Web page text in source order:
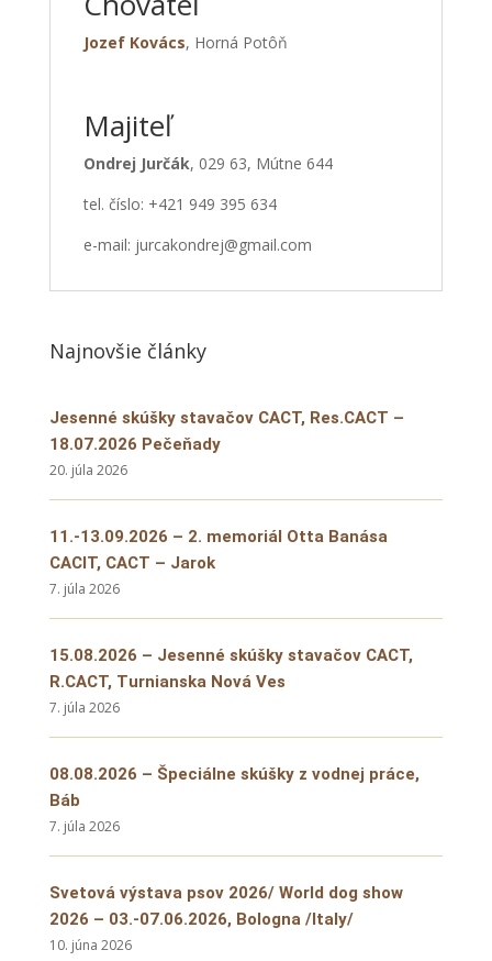
Jozef Kovács, Horná Potôň
Majiteľ
Ondrej Jurčák, 029 63, Mútne 644
tel. číslo: +421 949 395 634
e-mail: jurcakondrej@gmail.com
Najnovšie články
Jesenné skúšky stavačov CACT, Res.CACT –
18.07.2026 Pečeňady
20. júla 2026
11.-13.09.2026 – 2. memoriál Otta Banása
CACIT, CACT – Jarok
7. júla 2026
15.08.2026 – Jesenné skúšky stavačov CACT,
R.CACT, Turnianska Nová Ves
7. júla 2026
08.08.2026 – Špeciálne skúšky z vodnej práce,
Báb
7. júla 2026
Svetová výstava psov 2026/ World dog show
2026 – 03.-07.06.2026, Bologna /Italy/
10. júna 2026